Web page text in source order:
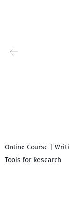
Online Course |
Tools for Research